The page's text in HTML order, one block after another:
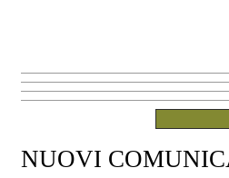
NUOVI